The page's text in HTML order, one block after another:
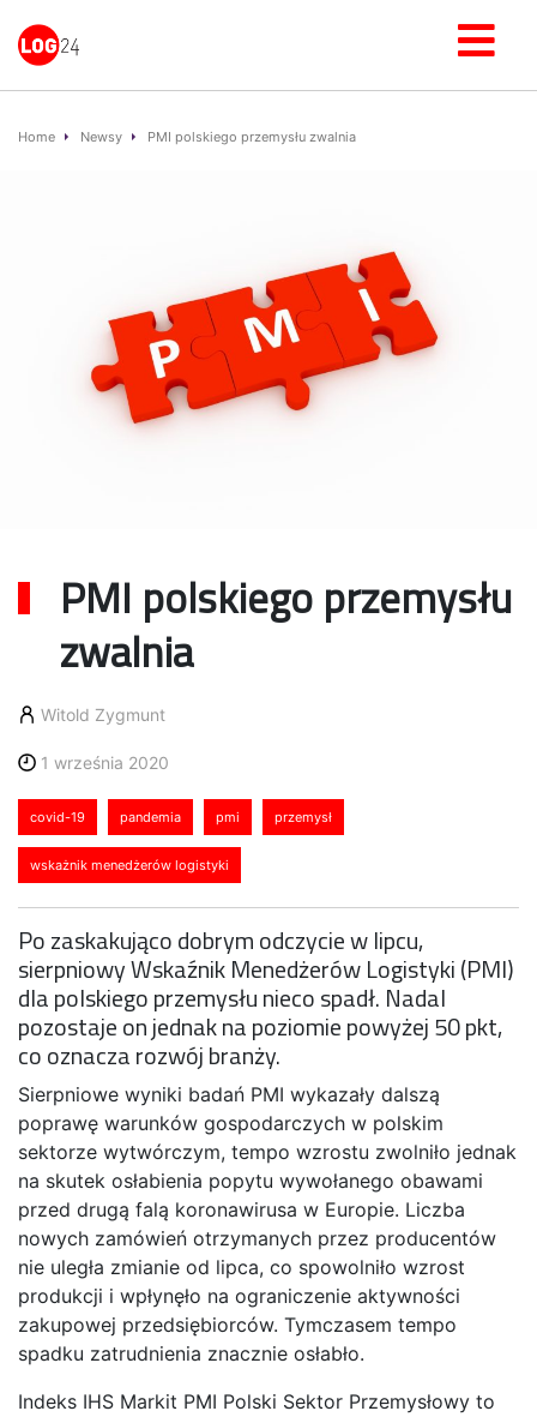
Home Newsy PMI polskiego przemysłu zwalnia
PMI polskiego przemysłu
zwalnia
Witold Zygmunt
1 września 2020
covid-19 pandemia pmi przemysł
wskażnik menedżerów logistyki
Po zaskakująco dobrym odczycie w lipcu,
sierpniowy Wskaźnik Menedżerów Logistyki (PMI)
dla polskiego przemysłu nieco spadł. Nadal
pozostaje on jednak na poziomie powyżej 50 pkt,
co oznacza rozwój branży.
Sierpniowe wyniki badań PMI wykazały dalszą
poprawę warunków gospodarczych w polskim
sektorze wytwórczym, tempo wzrostu zwolniło jednak
na skutek osłabienia popytu wywołanego obawami
przed drugą falą koronawirusa w Europie. Liczba
nowych zamówień otrzymanych przez producentów
nie uległa zmianie od lipca, co spowolniło wzrost
produkcji i wpłynęło na ograniczenie aktywności
zakupowej przedsiębiorców. Tymczasem tempo
spadku zatrudnienia znacznie osłabło.
Indeks IHS Markit PMI Polski Sektor Przemysłowy to